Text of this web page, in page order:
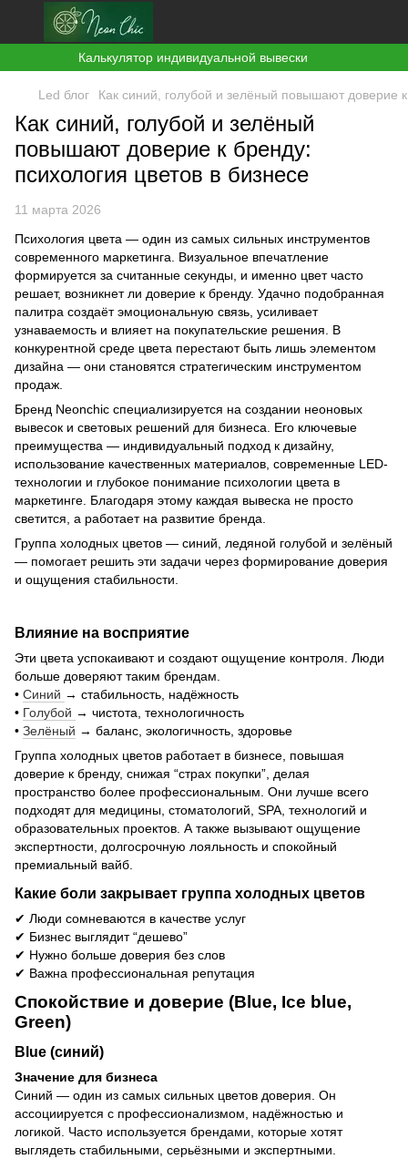
Калькулятор индивидуальной вывески
Led блог Как синий, голубой и зелёный повышают доверие
Как синий, голубой и зелёный
повышают доверие к бренду:
психология цветов в бизнесе
11 марта 2026
Психология цвета — один из самых сильных инструментов
современного маркетинга. Визуальное впечатление
формируется за считанные секунды, и именно цвет часто
решает, возникнет ли доверие к бренду. Удачно подобранная
палитра создаёт эмоциональную связь, усиливает
узнаваемость и влияет на покупательские решения. В
конкурентной среде цвета перестают быть лишь элементом
дизайна — они становятся стратегическим инструментом
продаж.
Бренд Neonchic специализируется на создании неоновых
вывесок и световых решений для бизнеса. Его ключевые
преимущества — индивидуальный подход к дизайну,
использование качественных материалов, современные LED-
технологии и глубокое понимание психологии цвета в
маркетинге. Благодаря этому каждая вывеска не просто
светится, а работает на развитие бренда.
Группа холодных цветов — синий, ледяной голубой и зелёный
— помогает решить эти задачи через формирование доверия
и ощущения стабильности.
Влияние на восприятие
Эти цвета успокаивают и создают ощущение контроля. Люди
больше доверяют таким брендам.
• Синий → стабильность, надёжность
• Голубой → чистота, технологичность
• Зелёный → баланс, экологичность, здоровье
Группа холодных цветов работает в бизнесе, повышая
доверие к бренду, снижая “страх покупки”, делая
пространство более профессиональным. Они лучше всего
подходят для медицины, стоматологий, SPA, технологий и
образовательных проектов. А также вызывают ощущение
экспертности, долгосрочную лояльность и спокойный
премиальный вайб.
Какие боли закрывает группа холодных цветов
✔ Люди сомневаются в качестве услуг
✔ Бизнес выглядит “дешево”
✔ Нужно больше доверия без слов
✔ Важна профессиональная репутация
Спокойствие и доверие (Blue, Ice blue,
Green)
Blue (синий)
Значение для бизнеса
Синий — один из самых сильных цветов доверия. Он
ассоциируется с профессионализмом, надёжностью и
логикой. Часто используется брендами, которые хотят
выглядеть стабильными, серьёзными и экспертными.